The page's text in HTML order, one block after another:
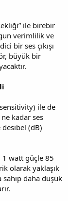
ile birebir
verimlilik ve
bir ses çıkışı
büyük bir
ile de
kadar ses
desibel (dB)
watt güçle 85
olarak yaklaşık
sahip daha düşük